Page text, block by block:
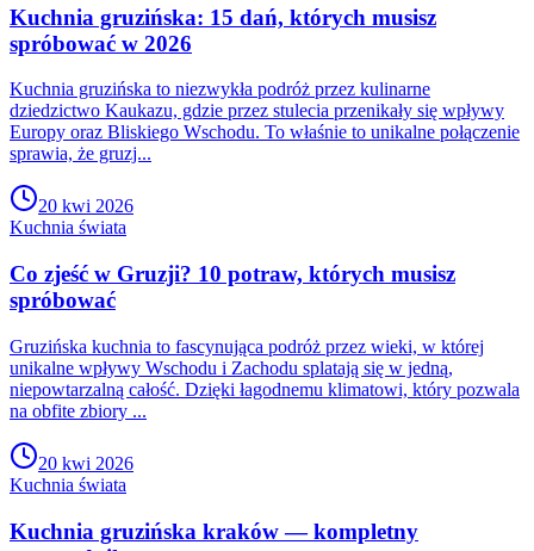
Kuchnia gruzińska: 15 dań, których musisz
spróbować w 2026
Kuchnia gruzińska to niezwykła podróż przez kulinarne
dziedzictwo Kaukazu, gdzie przez stulecia przenikały się wpływy
Europy oraz Bliskiego Wschodu. To właśnie to unikalne połączenie
sprawia, że gruzj...
20 kwi 2026
Kuchnia świata
Co zjeść w Gruzji? 10 potraw, których musisz
spróbować
Gruzińska kuchnia to fascynująca podróż przez wieki, w której
unikalne wpływy Wschodu i Zachodu splatają się w jedną,
niepowtarzalną całość. Dzięki łagodnemu klimatowi, który pozwala
na obfite zbiory ...
20 kwi 2026
Kuchnia świata
Kuchnia gruzińska kraków — kompletny